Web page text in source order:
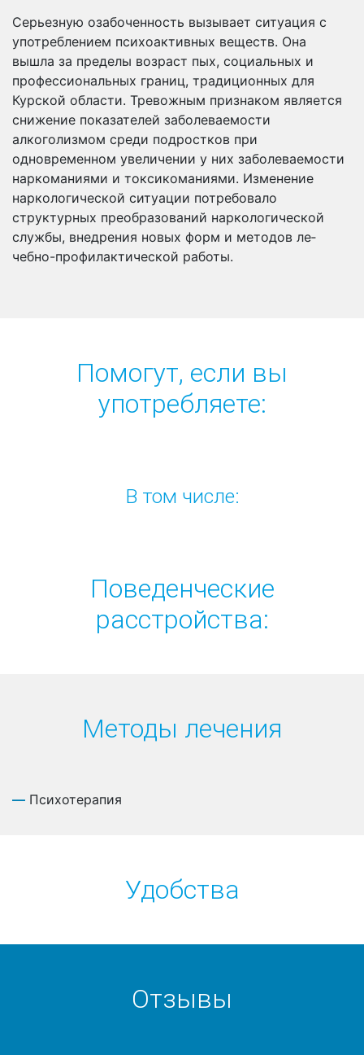
Серьезную озабоченность вызывает ситуация с
употребле­нием психоактивных веществ. Она
вышла за пределы возраст пых, социальных и
профессиональных границ, традиционных для
Курской области. Тревожным признаком является
сниже­ние показателей заболеваемости
алкоголизмом среди подростков при
одновременном увеличении у них заболеваемости
наркоманиями и токсикоманиями. Изменение
наркологичес­кой ситуации потребовало
структурных преобразований нар­кологической
службы, внедрения новых форм и методов ле­
чебно-профилактической работы.
Помогут, если вы
употребляете:
В том числе:
Поведенческие
расстройства:
Методы лечения
Психотерапия
Удобства
Отзывы